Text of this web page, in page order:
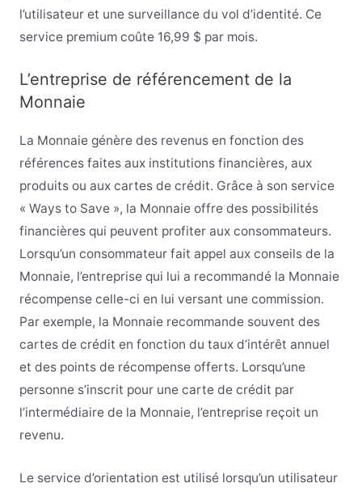
l’utilisateur et une surveillance du vol d’identité. Ce
service premium coûte 16,99 $ par mois.
L’entreprise de référencement de la
Monnaie
La Monnaie génère des revenus en fonction des
références faites aux institutions financières, aux
produits ou aux cartes de crédit. Grâce à son service
« Ways to Save », la Monnaie offre des possibilités
financières qui peuvent profiter aux consommateurs.
Lorsqu’un consommateur fait appel aux conseils de la
Monnaie, l’entreprise qui lui a recommandé la Monnaie
récompense celle-ci en lui versant une commission.
Par exemple, la Monnaie recommande souvent des
cartes de crédit en fonction du taux d’intérêt annuel
et des points de récompense offerts. Lorsqu’une
personne s’inscrit pour une carte de crédit par
l’intermédiaire de la Monnaie, l’entreprise reçoit un
revenu.
Le service d’orientation est utilisé lorsqu’un utilisateur